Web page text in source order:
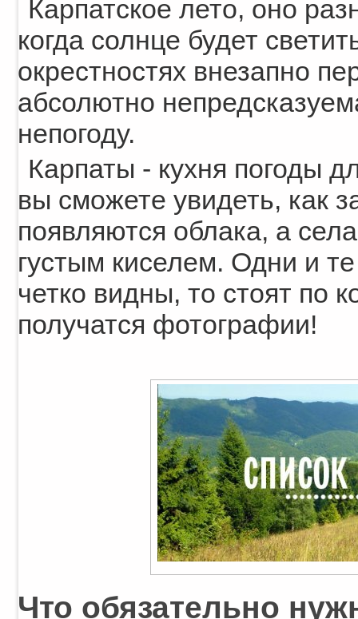
Карпатское лето, оно
когда солнце будет
окрестностях внезапно
абсолютно
непогоду.
Карпаты - кухня погоды
вы сможете увидеть, как
появляются облака, а
густым киселем. Одни и
четко видны, то стоят по
получатся фотографии!
Что обязательно